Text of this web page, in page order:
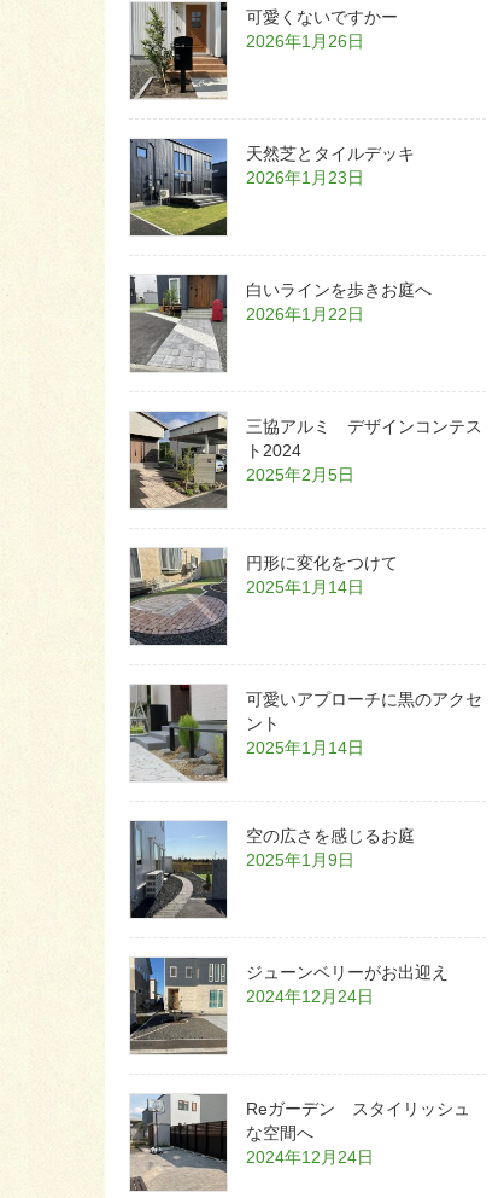
可愛くないですかー
2026年1月26日
天然芝とタイルデッキ
2026年1月23日
白いラインを歩きお庭へ
2026年1月22日
三協アルミ デザインコンテス
ト2024
2025年2月5日
円形に変化をつけて
2025年1月14日
可愛いアプローチに黒のアクセ
ント
2025年1月14日
空の広さを感じるお庭
2025年1月9日
ジューンベリーがお出迎え
2024年12月24日
Reガーデン スタイリッシュ
な空間へ
2024年12月24日